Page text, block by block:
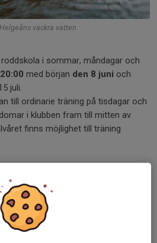
vackra vatten
i sommar, måndagar och
med början den 8 juni och
juli.
till ordinarie träning på tisdagar och
i klubben fram till mitten av
finns möjlighet till träning
och väljer du att fortsätta ro hos
betalar du bara halva